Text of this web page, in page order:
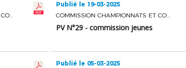
COMMISSION CHAMPIONNATS ET COUPES JEUNES
Publié le 19-03-2025
COMMISSION CHAMPIONNATS ET COUPES JEUNES
PV N°29 - commission jeunes
Publié le 05-03-2025